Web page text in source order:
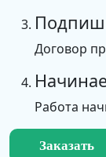
Договор
Работа
Заказать